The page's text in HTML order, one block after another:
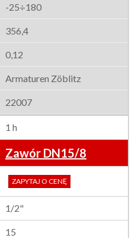
-25÷180
356,4
0,12
Armaturen Zöblitz
22007
1 h
Zawór DN15/8
ZAPYTAJ O CENĘ
1/2"
15